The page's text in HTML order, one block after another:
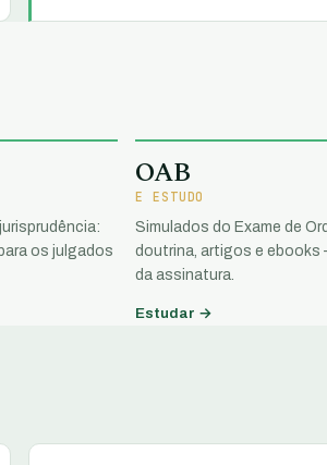
os julgados
OAB
E ESTUDO
Simulados do Exame de
doutrina, artigos e
da assinatura.
Estudar →